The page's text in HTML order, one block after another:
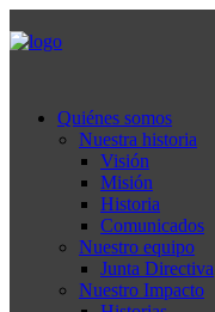
Quiénes somos
Nuestra historia
Visión
Misión
Historia
Comunicados
Nuestro equipo
Junta Directiva
Nuestro Impacto